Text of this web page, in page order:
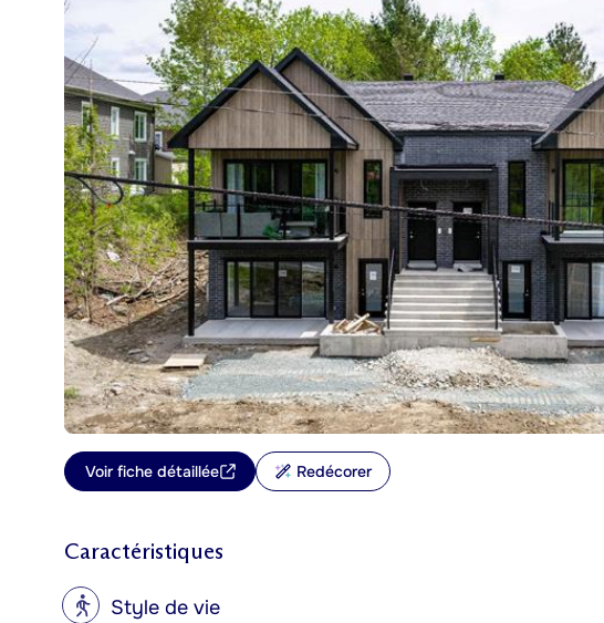
Voir fiche détaillée Redécorer
Caractéristiques
? Style de vie